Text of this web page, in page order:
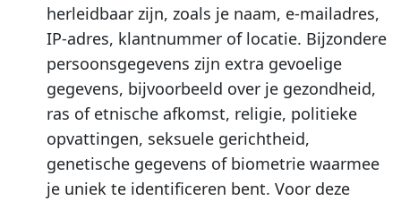
herleidbaar zijn, zoals je naam, e-mailadres,
IP-adres, klantnummer of locatie. Bijzondere
persoonsgegevens zijn extra gevoelige
gegevens, bijvoorbeeld over je gezondheid,
ras of etnische afkomst, religie, politieke
opvattingen, seksuele gerichtheid,
genetische gegevens of biometrie waarmee
je uniek te identificeren bent. Voor deze